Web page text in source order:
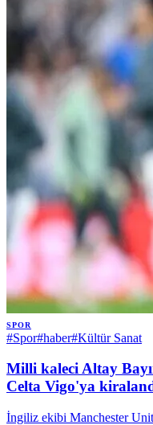
SPOR
#Spor#haber#Kültür Sanat
Milli kaleci Altay
Celta Vigo'ya
İngiliz ekibi Manchester